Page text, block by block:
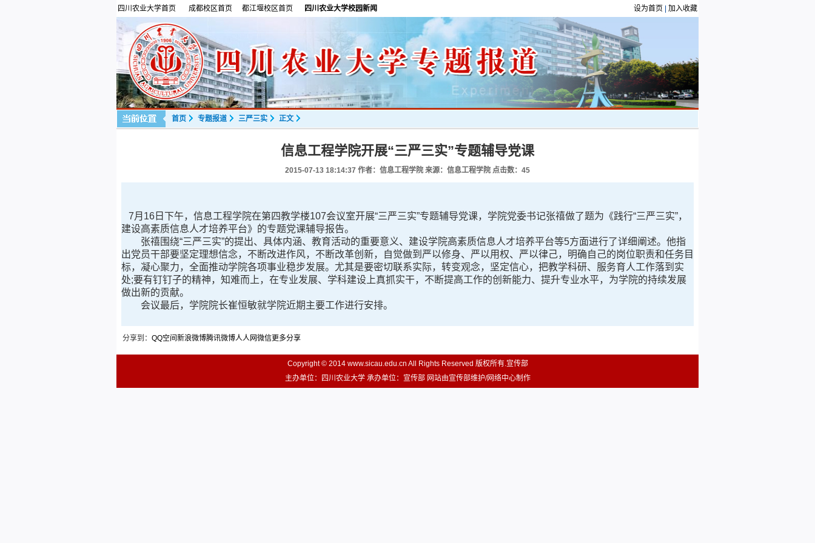
四川农业大学首页 成都校区首页 都江堰校区首页 四川农业大学校园新闻 设为首页 加入收藏
首页 专题报道 三严三实 正文
信息工程学院开展“三严三实”专题辅导党课
2015-07-13 18:14:37 作者：信息工程学院 来源：信息工程学院 点击数： 45
7月16日下午，信息工程学院在第四教学楼107会议室开展“三严三实”专题辅导党课，学院党委书记张禧做了题为《践行“三严三实”，
建设高素质信息人才培养平台》的专题党课辅导报告。
张禧围绕“三严三实”的提出、具体内涵、教育活动的重要意义、建设学院高素质信息人才培养平台等5方面进行了详细阐述。他指
出党员干部要坚定理想信念，不断改进作风，不断改革创新，自觉做到严以修身、严以用权、严以律己，明确自己的岗位职责和任务目
标，凝心聚力，全面推动学院各项事业稳步发展。尤其是要密切联系实际，转变观念，坚定信心，把教学科研、服务育人工作落到实
处;要有钉钉子的精神，知难而上，在专业发展、学科建设上真抓实干，不断提高工作的创新能力、提升专业水平，为学院的持续发展
做出新的贡献。
会议最后，学院院长崔恒敏就学院近期主要工作进行安排。
分享到： QQ空间 新浪微博腾讯微博人人网微信更多分享
Copyright © 2014 www.sicau.edu.cn All Rights Reserved 版权所有.宣传部
主办单位：四川农业大学 承办单位：宣传部 网站由宣传部维护/网络中心制作